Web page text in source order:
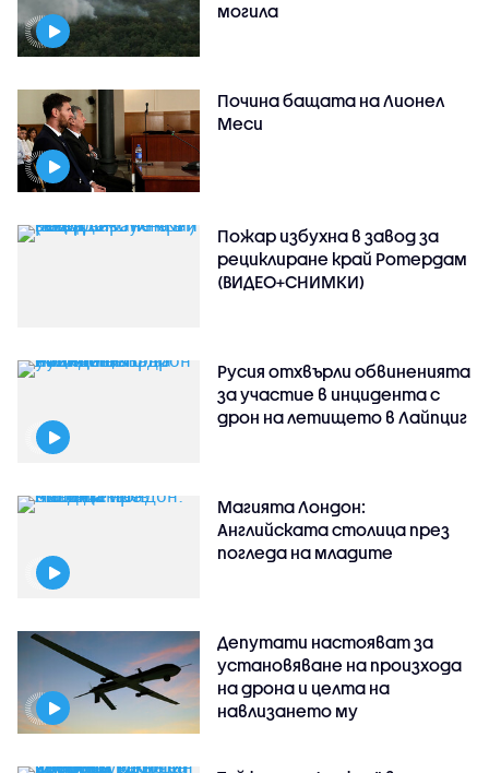
могила
Почина бащата на Лионел
Меси
Пожар избухна в завод за
рециклиране край Ротердам
(ВИДЕО+СНИМКИ)
Русия отхвърли обвиненията
за участие в инцидента с
дрон на летището в Лайпциг
Магията Лондон:
Английската столица през
погледа на младите
Депутати настояват за
установяване на произхода
на дрона и целта на
навлизането му